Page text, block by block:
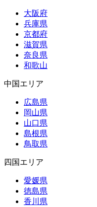
大阪府
兵庫県
京都府
滋賀県
奈良県
和歌山
中国エリア
広島県
岡山県
山口県
島根県
鳥取県
四国エリア
愛媛県
徳島県
香川県